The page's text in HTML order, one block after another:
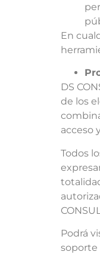
En
DS
de los
acceso
Todos
Podrá
soporte